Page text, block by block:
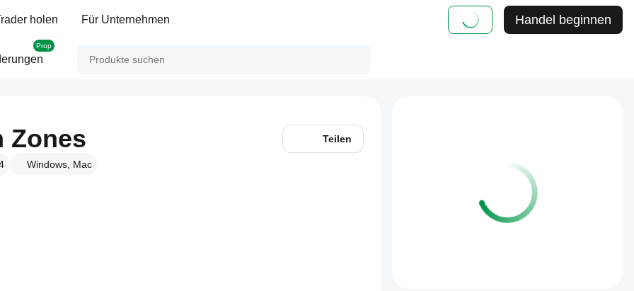
holen Für Unternehmen Handel beginnen
Prop
Zones
Windows, Mac
Teilen